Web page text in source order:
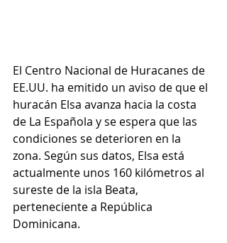
El Centro Nacional de Huracanes de
EE.UU. ha emitido un aviso de que el
huracán Elsa avanza hacia la costa
de La Española y se espera que las
condiciones se deterioren en la
zona. Según sus datos, Elsa está
actualmente unos 160 kilómetros al
sureste de la isla Beata,
perteneciente a República
Dominicana.